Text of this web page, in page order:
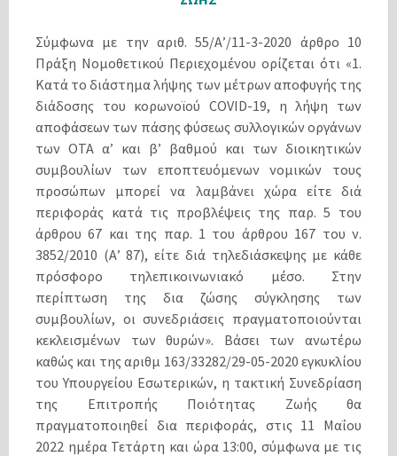
Σύμφωνα με την αριθ. 55/Α’/11-3-2020 άρθρο 10
Πράξη Νομοθετικού Περιεχομένου ορίζεται ότι «1.
Κατά το διάστημα λήψης των μέτρων αποφυγής της
διάδοσης του κορωνοϊού COVID-19, η λήψη των
αποφάσεων των πάσης φύσεως συλλογικών οργάνων
των ΟΤΑ α’ και β’ βαθμού και των διοικητικών
συμβουλίων των εποπτευόμενων νομικών τους
προσώπων μπορεί να λαμβάνει χώρα είτε διά
περιφοράς κατά τις προβλέψεις της παρ. 5 του
άρθρου 67 και της παρ. 1 του άρθρου 167 του ν.
3852/2010 (Α’ 87), είτε διά τηλεδιάσκεψης με κάθε
πρόσφορο τηλεπικοινωνιακό μέσο. Στην
περίπτωση της δια ζώσης σύγκλησης των
συμβουλίων, οι συνεδριάσεις πραγματοποιούνται
κεκλεισμένων των θυρών». Βάσει των ανωτέρω
καθώς και της αριθμ 163/33282/29-05-2020 εγκυκλίου
του Υπουργείου Εσωτερικών, η τακτική Συνεδρίαση
της Επιτροπής Ποιότητας Ζωής θα
πραγματοποιηθεί δια περιφοράς, στις 11 Μαΐου
2022 ημέρα Τετάρτη και ώρα 13:00, σύμφωνα με τις